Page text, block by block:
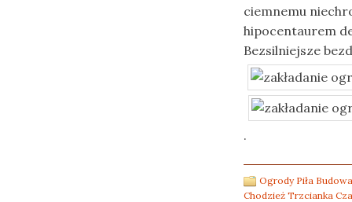
ciemnemu
hipocentaurem
Bezsilniejsze
.
Ogrody Piła
Chodzież Trzcianka